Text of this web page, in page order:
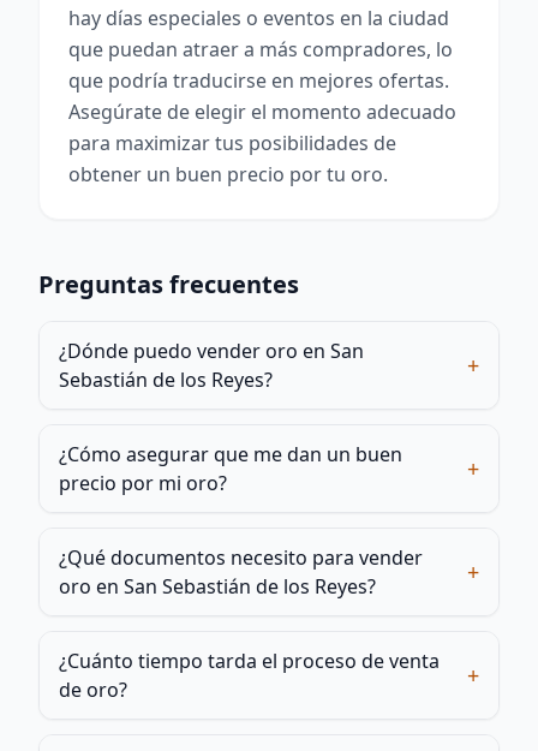
hay días especiales o eventos en la ciudad
que puedan atraer a más compradores, lo
que podría traducirse en mejores ofertas.
Asegúrate de elegir el momento adecuado
para maximizar tus posibilidades de
obtener un buen precio por tu oro.
Preguntas frecuentes
¿Dónde puedo vender oro en San
Sebastián de los Reyes?
+
¿Cómo asegurar que me dan un buen
precio por mi oro?
+
¿Qué documentos necesito para vender
oro en San Sebastián de los Reyes?
+
¿Cuánto tiempo tarda el proceso de venta
de oro?
+